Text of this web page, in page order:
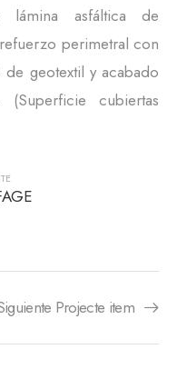
lámina asfáltica de
perimetral con
geotextil y acabado
cubiertas
Projecte item